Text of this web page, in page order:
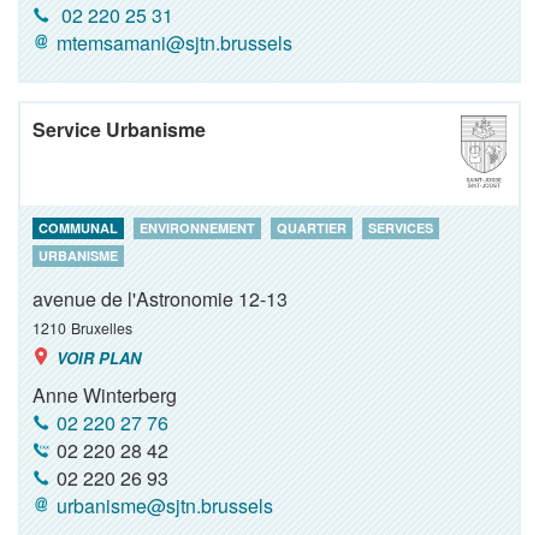
02 220 25 31
mtemsamani@sjtn.brussels
Service Urbanisme
COMMUNAL ENVIRONNEMENT QUARTIER
SERVICES
URBANISME
avenue de l'Astronomie 12-13
1210 Bruxelles
VOIR PLAN
Anne Winterberg
02 220 27 76
02 220 28 42
02 220 26 93
urbanisme@sjtn.brussels